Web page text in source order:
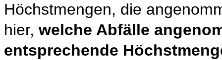
Höchstmengen, die
hier, welche Abfälle
entsprechende